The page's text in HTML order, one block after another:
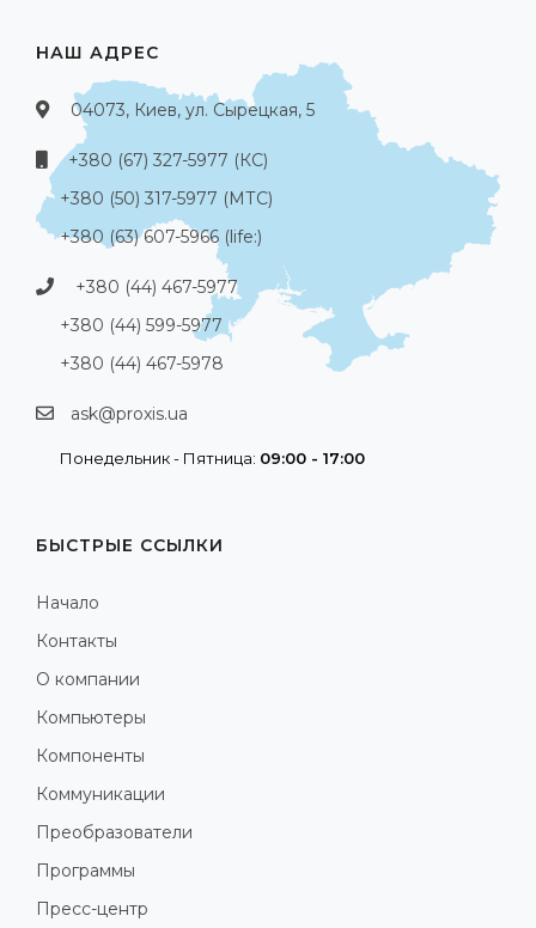
НАШ АДРЕС
04073, Киев, ул. Сырецкая, 5
+380 (67) 327-5977 (КС)
+380 (50) 317-5977 (МТС)
+380 (63) 607-5966 (life:)
+380 (44) 467-5977
+380 (44) 599-5977
+380 (44) 467-5978
ask@proxis.ua
Понедельник - Пятница: 09:00 - 17:00
БЫСТРЫЕ ССЫЛКИ
Начало
Контакты
О компании
Компьютеры
Компоненты
Коммуникации
Преобразователи
Программы
Пресс-центр